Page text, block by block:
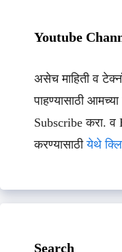
Youtube
असेच माहिती व
पाहण्यासाठी
Subscribe करा.
करण्यासाठीयेथे
Search